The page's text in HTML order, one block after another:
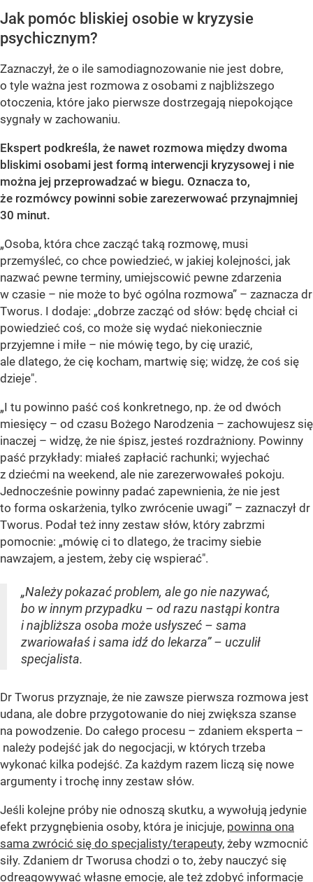
Jak pomóc bliskiej osobie w kryzysie
psychicznym?
Zaznaczył, że o ile samodiagnozowanie nie jest dobre,
o tyle ważna jest rozmowa z osobami z najbliższego
otoczenia, które jako pierwsze dostrzegają niepokojące
sygnały w zachowaniu.
Ekspert podkreśla, że nawet rozmowa między dwoma
bliskimi osobami jest formą interwencji kryzysowej i nie
można jej przeprowadzać w biegu. Oznacza to,
że rozmówcy powinni sobie zarezerwować przynajmniej
30 minut.
„Osoba, która chce zacząć taką rozmowę, musi
przemyśleć, co chce powiedzieć, w jakiej kolejności, jak
nazwać pewne terminy, umiejscowić pewne zdarzenia
w czasie – nie może to być ogólna rozmowa” – zaznacza dr
Tworus. I dodaje: „dobrze zacząć od słów: będę chciał ci
powiedzieć coś, co może się wydać niekoniecznie
przyjemne i miłe – nie mówię tego, by cię urazić,
ale dlatego, że cię kocham, martwię się; widzę, że coś się
dzieje".
„I tu powinno paść coś konkretnego, np. że od dwóch
miesięcy – od czasu Bożego Narodzenia – zachowujesz się
inaczej – widzę, że nie śpisz, jesteś rozdrażniony. Powinny
paść przykłady: miałeś zapłacić rachunki; wyjechać
z dziećmi na weekend, ale nie zarezerwowałeś pokoju.
Jednocześnie powinny padać zapewnienia, że nie jest
to forma oskarżenia, tylko zwrócenie uwagi” – zaznaczył dr
Tworus. Podał też inny zestaw słów, który zabrzmi
pomocnie: „mówię ci to dlatego, że tracimy siebie
nawzajem, a jestem, żeby cię wspierać".
„Należy pokazać problem, ale go nie nazywać,
bo w innym przypadku – od razu nastąpi kontra
i najbliższa osoba może usłyszeć – sama
zwariowałaś i sama idź do lekarza” – uczulił
specjalista.
Dr Tworus przyznaje, że nie zawsze pierwsza rozmowa jest
udana, ale dobre przygotowanie do niej zwiększa szanse
na powodzenie. Do całego procesu – zdaniem eksperta –
należy podejść jak do negocjacji, w których trzeba
wykonać kilka podejść. Za każdym razem liczą się nowe
argumenty i trochę inny zestaw słów.
Jeśli kolejne próby nie odnoszą skutku, a wywołują jedynie
efekt przygnębienia osoby, która je inicjuje, powinna ona
sama zwrócić się do specjalisty/terapeuty, żeby wzmocnić
siły. Zdaniem dr Tworusa chodzi o to, żeby nauczyć się
odreagowywać własne emocje, ale też zdobyć informacje